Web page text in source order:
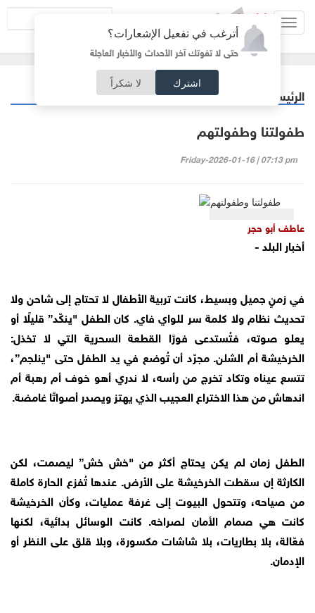
أترغب في تفعيل الإشعارات؟
حتى لا تفوتك آخر الأحداث والأخبار العاجلة
اشترك لا شكراً
الرئيسية مقالات مختارة
طفولتنا وطفولتهم
Friday-2026-01-16 | 07:13 pm
عاطف أبو حجر
أخبار البلد -
في زمنٍ جميل وبسيط، كانت تربية الأطفال لا تحتاج إلى شاحن ولا
تحديث نظام ولا كلمة سر للواي فاي. كان الطفل "ينكّد” قليلًا أو
يعلو صوته، فتُستدعى فورًا القطعة السحرية التي لا تخذل:
الخرخيشة أم الشلن. مجرّد أن تُوضع في يد الطفل حتى "ينلجم”،
تتسع عيناه وتكاد تخرج من رأسه، لا ندري أهو خوف أم رهبة أم
اندهاش من هذا الاختراع العجيب الذي يهتز ويصدر أصواتًا غامضة.
الطفل زمان لم يكن يحتاج أكثر من "خش خش” ليصمت، لكن
الكارثة إن سقطت الخرخيشة على الأرض. عندها تُفزع الحارة كاملة
من صياحه، وتتحول البيوت إلى غرفة عمليات، وكأن الخرخيشة
كانت هي صمام الأمان لصراخه. كانت الوسائل بدائية، لكنها
فعّالة، بلا بطاريات، بلا شاشات مكسورة، وبلا قلق على النظر أو
الإدمان.